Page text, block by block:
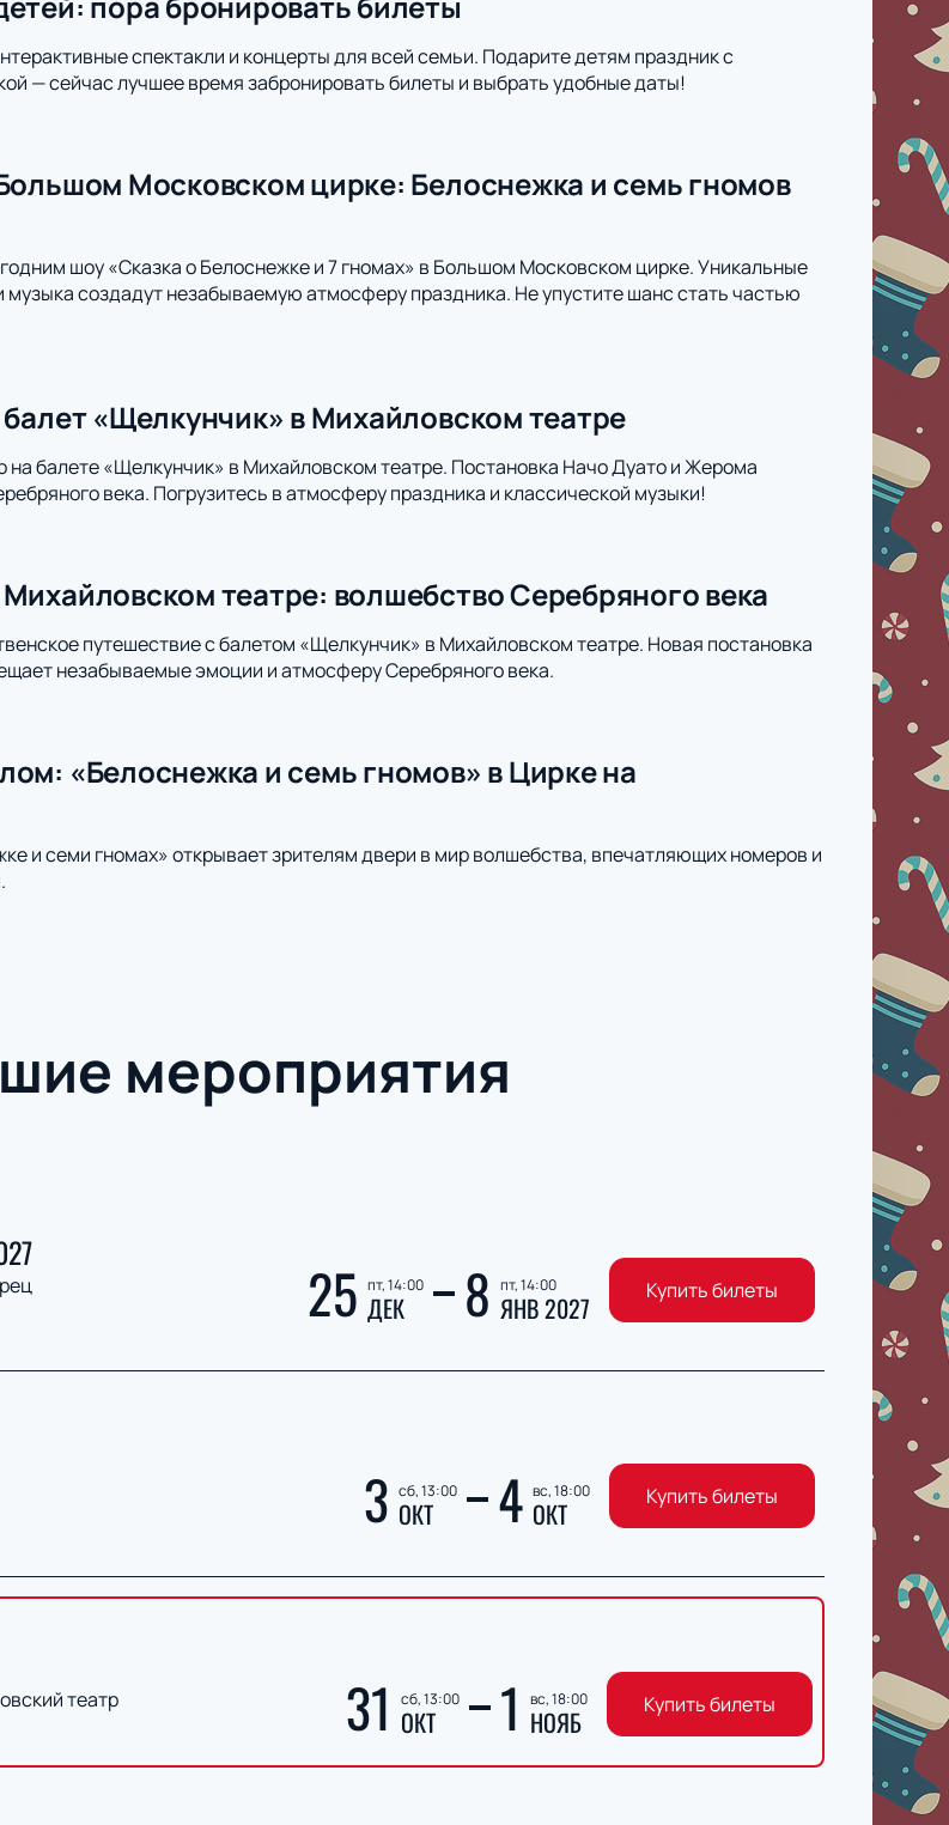
спектакли и концерты для всей семьи. Подарите детям праздник с
— сейчас лучшее время забронировать билеты и выбрать удобные даты!
Московском цирке: Белоснежка и семь гномов
шоу «Сказка о Белоснежке и 7 гномах» в Большом Московском цирке. Уникальные
создадут незабываемую атмосферу праздника. Не упустите шанс стать частью
«Щелкунчик» в Михайловском театре
на балете «Щелкунчик» в Михайловском театре. Постановка Начо Дуато и Жерома
века. Погрузитесь в атмосферу праздника и классической музыки!
театре: волшебство Серебряного века
путешествие с балетом «Щелкунчик» в Михайловском театре. Новая постановка
незабываемые эмоции и атмосферу Серебряного века.
«Белоснежка и семь гномов» в Цирке на
и семи гномах» открывает зрителям двери в мир волшебства, впечатляющих номеров и
мероприятия
25 пт, 14:00
ДЕК 8 пт, 14:00
ЯНВ 2027 Купить билеты
3 сб, 13:00
ОКТ 4 вс, 18:00
ОКТ Купить билеты
театр 31 сб, 13:00
ОКТ 1 вс, 18:00
НОЯБ Купить билеты